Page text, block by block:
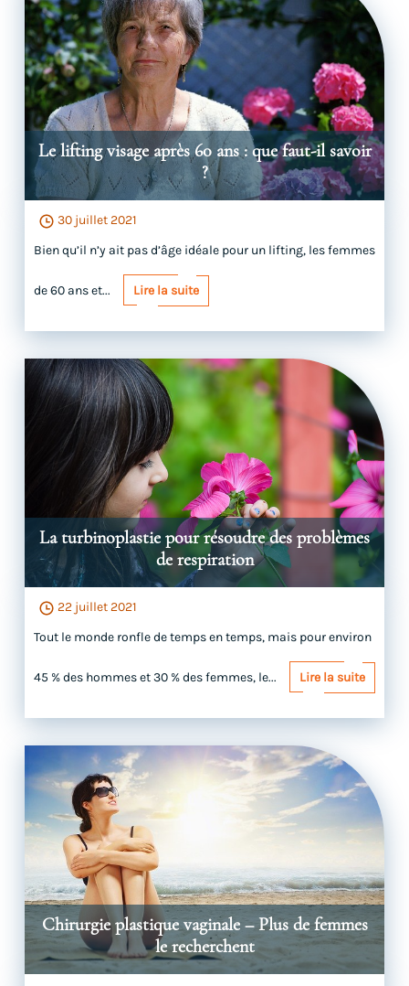
30 juillet 2021
Le lifting visage après 60 ans : que faut-il savoir
?
Bien qu’il n’y ait pas d’âge idéale pour un lifting, les femmes
de 60 ans et... Lire la suite
22 juillet 2021
La turbinoplastie pour résoudre des problèmes
de respiration
Tout le monde ronfle de temps en temps, mais pour environ
45 % des hommes et 30 % des femmes, le... Lire la suite
Chirurgie plastique vaginale – Plus de femmes
le recherchent